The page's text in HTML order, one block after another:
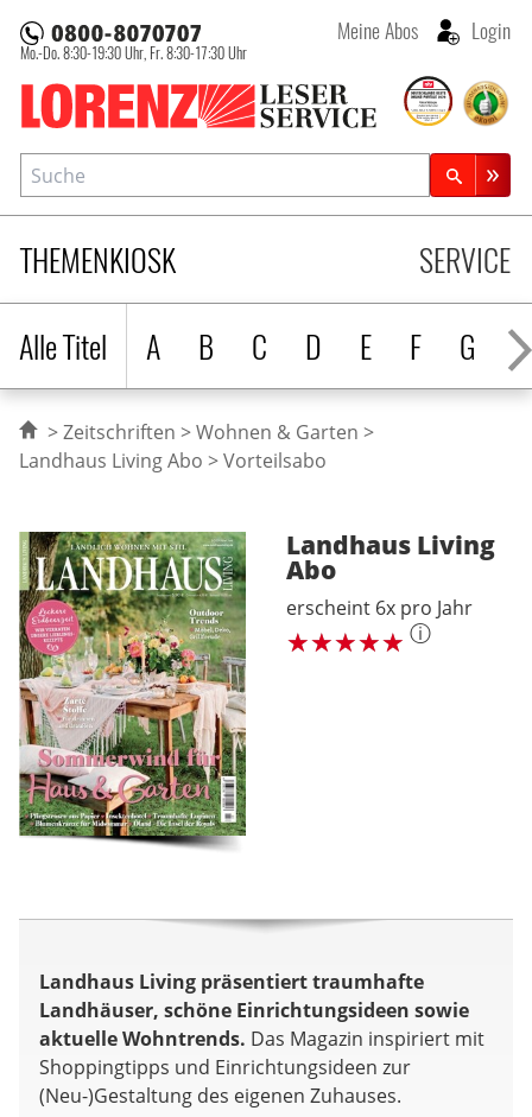
Lorenz Leserservice
Mo.-Do. 8:30-19:30 Uhr, Fr. 8:30-17:30 Uhr
Meine Abos Login
THEMENKIOSK
Alle Titel
A B C D E F G H
SERVICE
Suche
Zeitschriftensuche
Zeitschriften
Wohnen & Garten
Landhaus Living Abo
Vorteilsabo
Landhaus Living
Abo
erscheint 6x pro Jahr
ⓘ
Landhaus Living präsentiert traumhafte
Landhäuser, schöne Einrichtungsideen sowie
aktuelle Wohntrends. Das Magazin inspiriert mit
Shoppingtipps und Einrichtungsideen zur
(Neu-)Gestaltung des eigenen Zuhauses.